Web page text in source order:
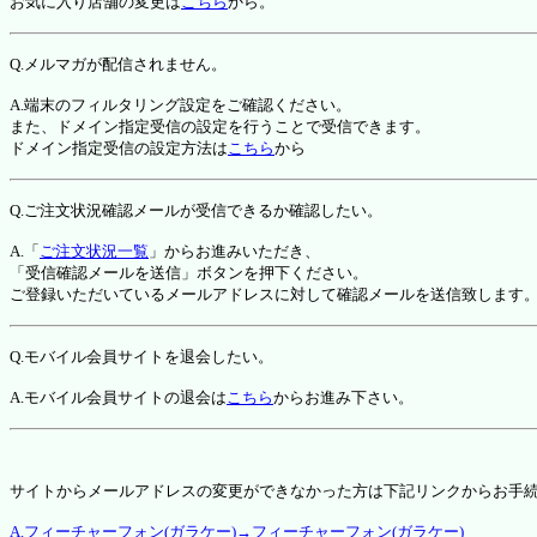
Q.メルマガが配信されません。
A.端末のフィルタリング設定をご確認ください。
また、ドメイン指定受信の設定を行うことで受信できます。
ドメイン指定受信の設定方法はこちらから
Q.ご注文状況確認メールが受信できるか確認したい。
A.「 ご注文状況一覧 」からお進みいただき、
「受信確認メールを送信」ボタンを押下ください。
ご登録いただいているメールアドレスに対して確認メールを送信致します。
Q.モバイル会員サイトを退会したい。
A.モバイル会員サイトの退会はこちらからお進み下さい。
サイトからメールアドレスの変更ができなかった方は下記リンクからお手
A.フィーチャーフォン(ガラケー)→フィーチャーフォン(ガラケー)